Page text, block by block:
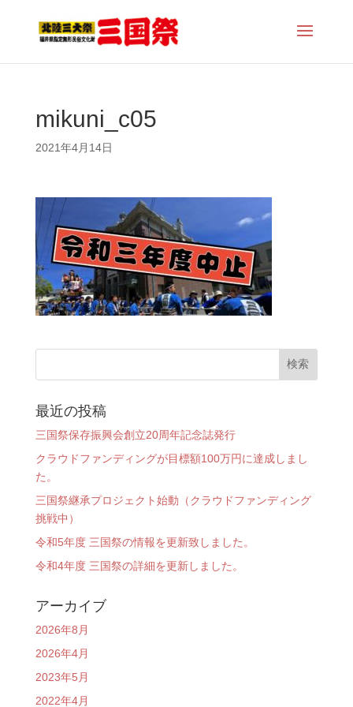
mikuni_c05
2021年4月14日
最近の投稿
三国祭保存振興会創立20周年記念誌発行
クラウドファンディングが目標額100万円に達成しまし
た。
三国祭継承プロジェクト始動（クラウドファンディング
挑戦中）
令和5年度 三国祭の情報を更新致しました。
令和4年度 三国祭の詳細を更新しました。
アーカイブ
2026年8月
2026年4月
2023年5月
2022年4月